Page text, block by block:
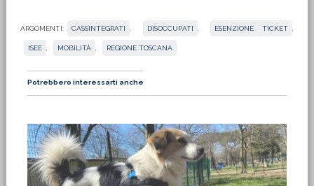
ARGOMENTI: CASSINTEGRATI , DISOCCUPATI , ESENZIONE TICKET ,
ISEE , MOBILITÀ , REGIONE TOSCANA
Potrebbero interessarti anche